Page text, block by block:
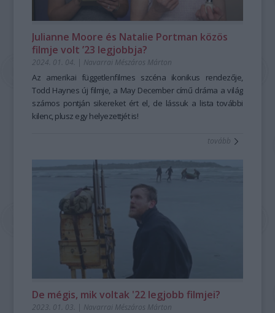
Julianne Moore és Natalie Portman közös
filmje volt ’23 legjobbja?
2024. 01. 04. | Navarrai Mészáros Márton
Az amerikai függetlenfilmes szcéna ikonikus rendezője,
Todd Haynes új filmje, a May December című dráma a világ
számos pontján sikereket ért el, de lássuk a lista további
kilenc, plusz egy helyezettjét is!
tovább
De mégis, mik voltak '22 legjobb filmjei?
2023. 01. 03. | Navarrai Mészáros Márton